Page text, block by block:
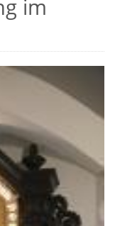
im